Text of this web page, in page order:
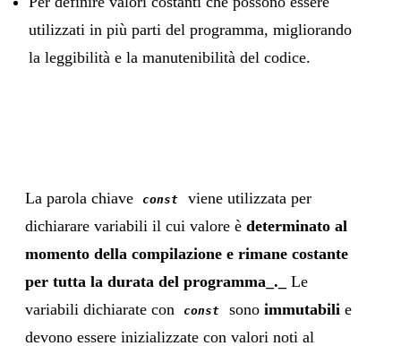
utilizzati in più parti del programma, migliorando
la leggibilità e la manutenibilità del codice.
La parola chiave const
viene utilizzata per
dichiarare variabili il cui valore è determinato al
momento della compilazione e rimane costante
per tutta la durata del programma_._
Le
variabili dichiarate con
const sono immutabili e
devono essere inizializzate con valori noti al